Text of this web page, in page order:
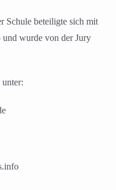
Schule beteiligte sich mit
wurde von der Jury